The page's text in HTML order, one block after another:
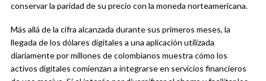
conservar la paridad de su precio con la moneda norteamericana.
Más allá de la cifra alcanzada durante sus primeros meses, la
llegada de los dólares digitales a una aplicación utilizada
diariamente por millones de colombianos muestra cómo los
activos digitales comienzan a integrarse en servicios financieros